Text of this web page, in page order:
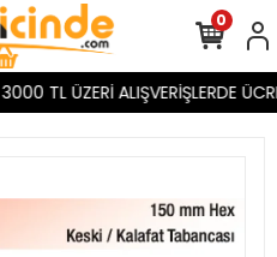
3000 TL ÜZERİ ALIŞVERİŞLERDE
0